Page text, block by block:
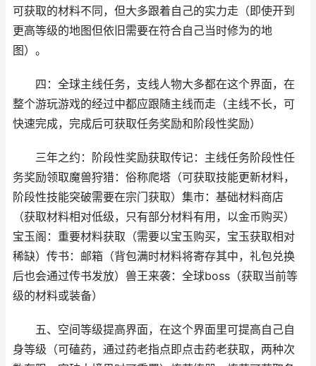
可获取的材料不同，但大多跟着自己的实力走（即使开到
更高等级的地图但依旧需要在符合自己当时修为的地
图）。
四：全球主线任务，支线人物大多都在这个界面，在
整个游玩游戏的经过中都应跟随主线而走（主线不长，可
快速完成，完成后可获取任务奖励和阶段性奖励）
三年之约：阶段性奖励获取传记：主线任务阶段性任
务奖励领取魔兽狩猎：俗称爬塔（可获取技能更新材料，
阶段性技能突破需要在宗门获取）集市：基础材料商店
（获取材料相对低级，只有部分材料有用，以金币购买）
宝玉阁：重要材料获取（需要以宝玉购买，宝玉获取相对
稀缺）传书：邮箱（背包满时材料将寄存其中，礼包兑换
后也会通过传书发放）兽王来袭：全球boss（获取当前等
级的材料或装备）
五、空间等级提高界面，在这个界面里可提高自己自
身等级（可磕药，通过药老指点即点击药老获取，两种次